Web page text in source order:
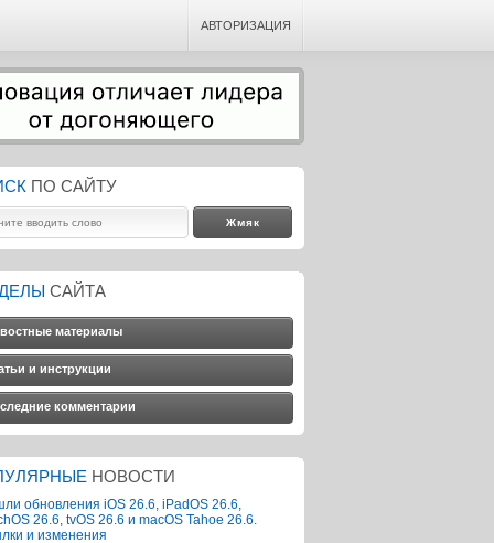
АВТОРИЗАЦИЯ
ПО САЙТУ
САЙТА
материалы
и инструкции
комментарии
НОВОСТИ
обновления iOS 26.6, iPadOS 26.6,
26.6, tvOS 26.6 и macOS Tahoe 26.6.
и изменения